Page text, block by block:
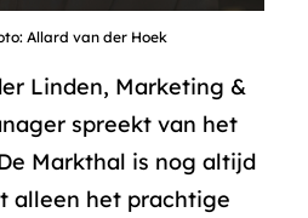
Allard van der Hoek
Linden, Marketing &
spreekt van het
Markthal is nog altijd
alleen het prachtige